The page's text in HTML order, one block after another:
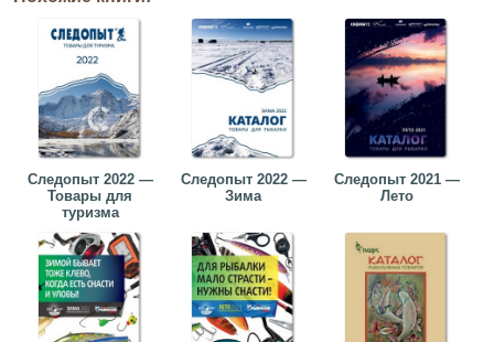
Следопыт 2022 —
Товары для
туризма
Следопыт 2022 —
Зима
Следопыт 2021 —
Лето